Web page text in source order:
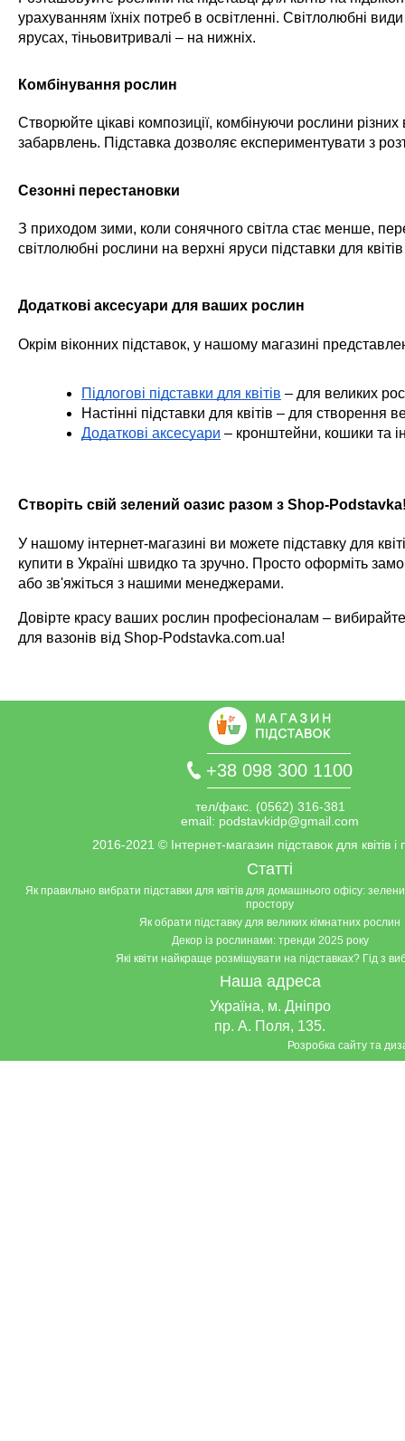
урахуванням їхніх потреб в освітленні. Світлолюбні
ярусах, тіньовитривалі – на нижніх.
Комбінування рослин
Створюйте цікаві композиції, комбінуючи рослини різних
забарвлень. Підставка дозволяє експериментувати з
Сезонні перестановки
З приходом зими, коли сонячного світла стає менше,
світлолюбні рослини на верхні яруси підставки для
Додаткові аксесуари для ваших рослин
Окрім віконних підставок, у нашому магазині
Підлогові підставки для квітів – для великих
Настінні підставки для квітів – для створення
Додаткові аксесуари – кронштейни, кошики та
Створіть свій зелений оазис разом з Shop-
У нашому інтернет-магазині ви можете підставку для
купити в Україні швидко та зручно. Просто оформіть
або зв'яжіться з нашими менеджерами.
Довірте красу ваших рослин професіоналам – вибирайте
для вазонів від Shop-Podstavka.com.ua!
+38 098 300 1100
тел/факс. (0562) 316-381
email: podstavkidp@gmail.com
2016-2021 ©Інтернет-магазин підставок для квітів і
Статті
Як правильно вибрати підставки для квітів для домашнього офісу:
простору
Як обрати підставку для великих кімнатних рослин
Декор із рослинами: тренди 2025 року
Які квіти найкраще розміщувати на підставках? Гід з
Наша адреса
Україна, м. Дніпро
пр. А. Поля, 135.
Розробка сайту та